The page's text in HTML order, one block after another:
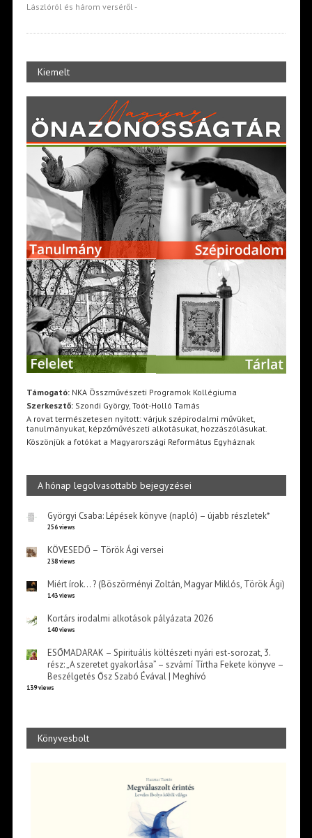
Lászlóról és három verséről -
Kiemelt
Támogató:NKA Összművészeti Programok Kollégiuma
Szerkesztő:Szondi György, Toót-Holló Tamás
A rovat természetesen nyitott: várjuk szépirodalmi művüket,
tanulmányukat, képzőművészeti alkotásukat, hozzászólásukat.
Köszönjük a fotókat a Magyarországi Református Egyháznak
A hónap legolvasottabb bejegyzései
Györgyi Csaba: Lépések könyve (napló) – újabb részletek*
256 views
KÖVESEDŐ – Török Ági versei
238 views
Miért írok… ? (Böszörményi Zoltán, Magyar Miklós, Török Ági)
143 views
Kortárs irodalmi alkotások pályázata 2026
140 views
ESŐMADARAK – Spirituális költészeti nyári est-sorozat, 3.
rész: „A szeretet gyakorlása” – szvámí Tírtha Fekete könyve –
Beszélgetés Ősz Szabó Évával | Meghívó
139 views
Könyvesbolt